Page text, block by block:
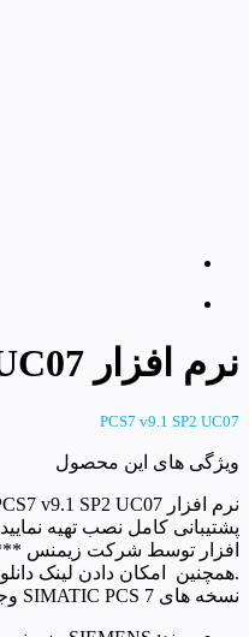
نرم افزار PCS7 v9.1 SP2 UC07
PCS7 v9.1 SP2 UC07
ویژگی های این محصول
پشتیبانی کامل نصب تهیه
.همچنین امکان دادن لینک
نسخه های SIMATIC PCS 7 وجود […]